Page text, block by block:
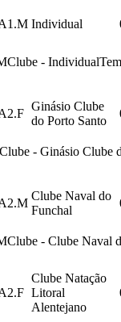
Individual
Clube - Individual
Ginásio Clube
do Porto Santo
Clube - Ginásio Clube
Clube Naval do
Funchal
Clube - Clube Naval
Clube Natação
Litoral
Alentejano